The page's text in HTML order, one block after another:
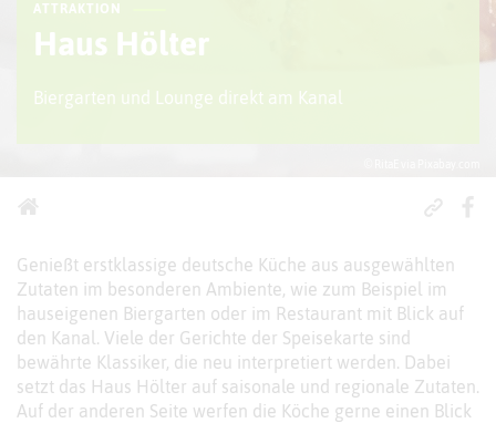
ATTRAKTION
Haus Hölter
Biergarten und Lounge direkt am Kanal
Genießt erstklassige deutsche Küche aus ausgewählten
Zutaten im besonderen Ambiente, wie zum Beispiel im
hauseigenen Biergarten oder im Restaurant mit Blick auf
den Kanal. Viele der Gerichte der Speisekarte sind
bewährte Klassiker, die neu interpretiert werden. Dabei
setzt das Haus Hölter auf saisonale und regionale Zutaten.
Auf der anderen Seite werfen die Köche gerne einen Blick